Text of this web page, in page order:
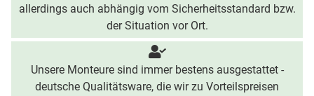
allerdings auch abhängig vom Sicherheitsstandard bzw.
der Situation vor Ort.
Unsere Monteure sind immer bestens ausgestattet -
deutsche Qualitätsware, die wir zu Vorteilspreisen